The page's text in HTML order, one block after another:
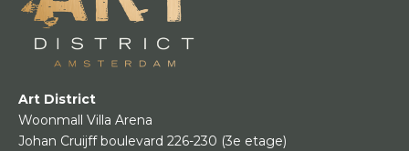
Art District
Woonmall Villa Arena
Johan Cruijff boulevard 226-230 (3e etage)